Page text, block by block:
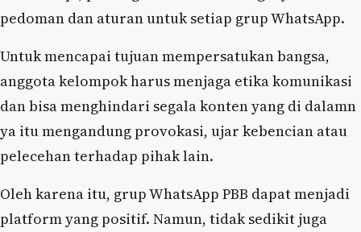
pedoman dan aturan untuk setiap grup WhatsApp.
Untuk mencapai tujuan mempersatukan bangsa,
anggota kelompok harus menjaga etika komunikasi
dan bisa menghindari segala konten yang di dalamn
ya itu mengandung provokasi, ujar kebencian atau
pelecehan terhadap pihak lain.
Oleh karena itu, grup WhatsApp PBB dapat menjadi
platform yang positif. Namun, tidak sedikit juga